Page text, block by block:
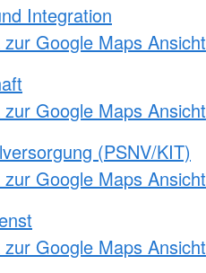
Integration
zur Google Maps Ansicht
zur Google Maps Ansicht
(PSNV/KIT)
zur Google Maps Ansicht
zur Google Maps Ansicht